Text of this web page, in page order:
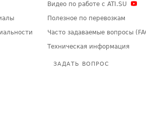
Видео по работе с ATI.SU
Полезное по перевозкам
Часто задаваемые вопросы
Техническая информация
ЗАДАТЬ ВОПРОС